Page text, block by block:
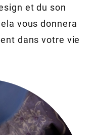
et du son
vous donnera
dans votre vie